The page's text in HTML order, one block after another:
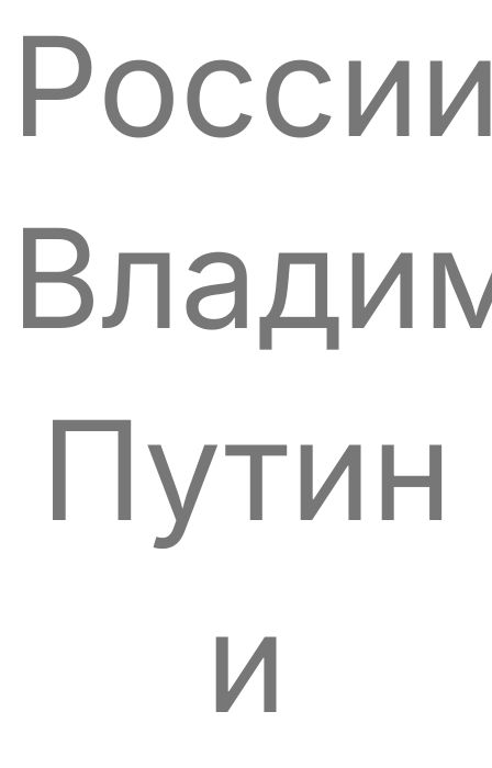
Путин
и